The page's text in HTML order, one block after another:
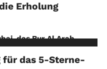
Erholung
für das 5-Sterne-